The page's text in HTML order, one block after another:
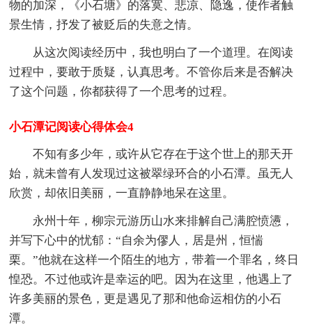
物的加深，《小石塘》的落寞、悲凉、隐逸，使作者触
景生情，抒发了被贬后的失意之情。
从这次阅读经历中，我也明白了一个道理。在阅读
过程中，要敢于质疑，认真思考。不管你后来是否解决
了这个问题，你都获得了一个思考的过程。
小石潭记阅读心得体会4
不知有多少年，或许从它存在于这个世上的那天开
始，就未曾有人发现过这被翠绿环合的小石潭。虽无人
欣赏，却依旧美丽，一直静静地呆在这里。
永州十年，柳宗元游历山水来排解自己满腔愤懑，
并写下心中的忧郁：“自余为僇人，居是州，恒惴
栗。”他就在这样一个陌生的地方，带着一个罪名，终日
惶恐。不过他或许是幸运的吧。因为在这里，他遇上了
许多美丽的景色，更是遇见了那和他命运相仿的小石
潭。